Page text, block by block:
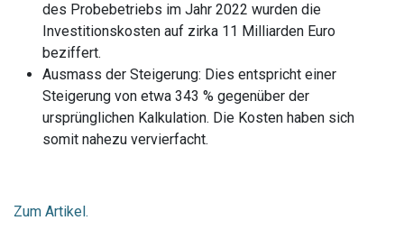
des Probebetriebs im Jahr 2022 wurden die
Investitionskosten auf zirka 11 Milliarden Euro
beziffert.
Ausmass der Steigerung: Dies entspricht einer
Steigerung von etwa 343 % gegenüber der
ursprünglichen Kalkulation. Die Kosten haben sich
somit nahezu vervierfacht.
Zum Artikel.